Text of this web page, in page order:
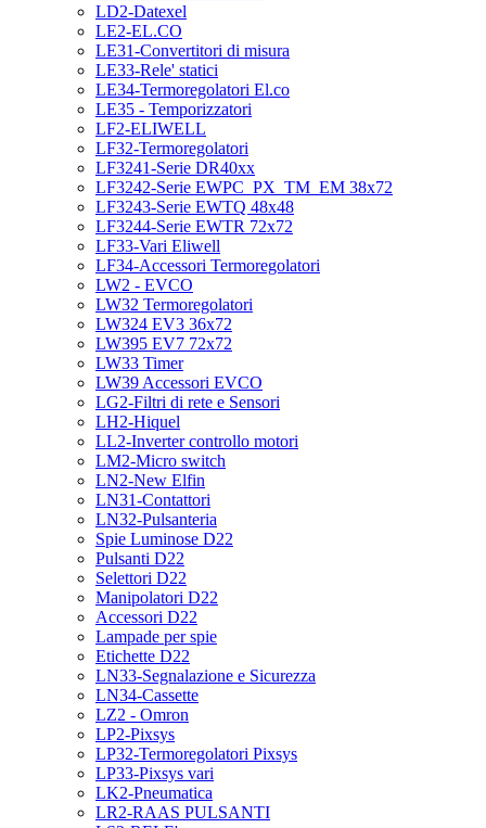
LD2-Datexel
LE2-EL.CO
LE31-Convertitori di misura
LE33-Rele' statici
LE34-Termoregolatori El.co
LE35 - Temporizzatori
LF2-ELIWELL
LF32-Termoregolatori
LF3241-Serie DR40xx
LF3242-Serie EWPC_PX_TM_EM 38x72
LF3243-Serie EWTQ 48x48
LF3244-Serie EWTR 72x72
LF33-Vari Eliwell
LF34-Accessori Termoregolatori
LW2 - EVCO
LW32 Termoregolatori
LW324 EV3 36x72
LW395 EV7 72x72
LW33 Timer
LW39 Accessori EVCO
LG2-Filtri di rete e Sensori
LH2-Hiquel
LL2-Inverter controllo motori
LM2-Micro switch
LN2-New Elfin
LN31-Contattori
LN32-Pulsanteria
Spie Luminose D22
Pulsanti D22
Selettori D22
Manipolatori D22
Accessori D22
Lampade per spie
Etichette D22
LN33-Segnalazione e Sicurezza
LN34-Cassette
LZ2 - Omron
LP2-Pixsys
LP32-Termoregolatori Pixsys
LP33-Pixsys vari
LK2-Pneumatica
LR2-RAAS PULSANTI